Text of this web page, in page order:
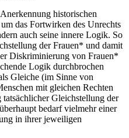
historischen
das Fortwirken des Unrechts
auch seine innere Logik. So
der Frauen* und damit
Diskriminierung von Frauen*
Logik durchbrochen
Gleiche (im Sinne von
mit gleichen Rechten
Gleichstellung der
bedarf vielmehr einer
in ihrer jeweiligen